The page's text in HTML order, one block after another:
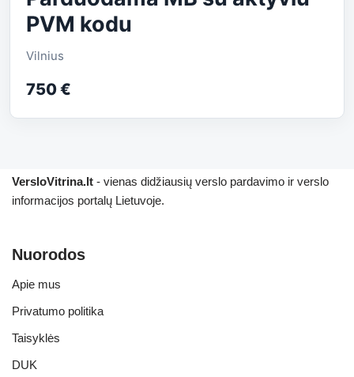
PVM kodu
Vilnius
750 €
VersloVitrina.lt - vienas didžiausių verslo pardavimo ir verslo
informacijos portalų Lietuvoje.
Nuorodos
Apie mus
Privatumo politika
Taisyklės
DUK